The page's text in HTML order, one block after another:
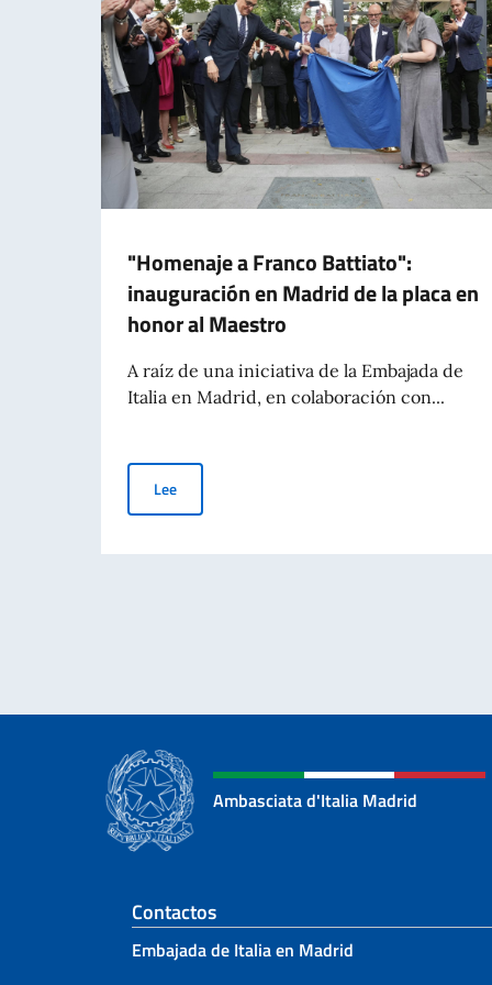
"Homenaje a Franco Battiato":
inauguración en Madrid de la placa en
honor al Maestro
A raíz de una iniciativa de la Embajada de
Italia en Madrid, en colaboración con...
Lee"Homenaje a Franco Battiato": inauguración en
Ambasciata d'Italia Madrid
Sezione footer
Contactos
Embajada de Italia en Madrid